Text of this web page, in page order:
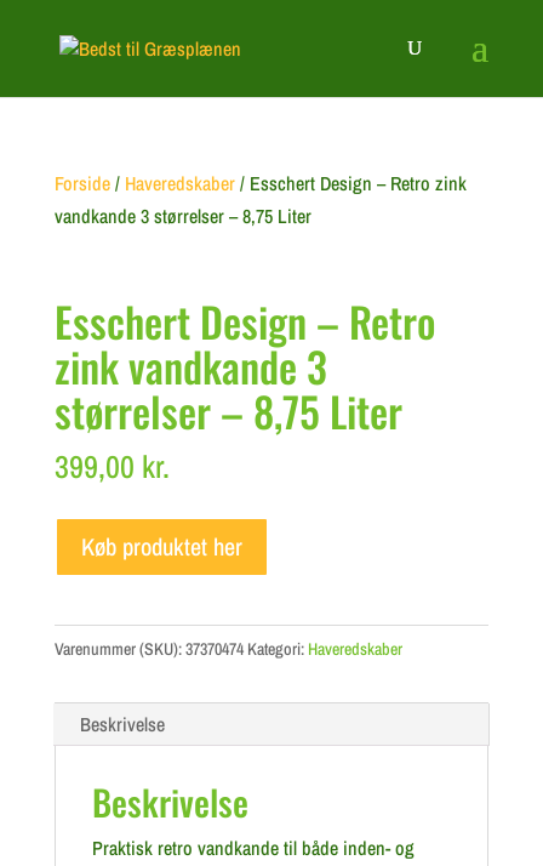
Forside/ Haveredskaber/ Esschert Design – Retro zink
vandkande 3 størrelser – 8,75 Liter
Esschert Design – Retro
zink vandkande 3
størrelser – 8,75 Liter
399,00 kr.
Køb produktet her
Varenummer (SKU):37370474 Kategori: Haveredskaber
Beskrivelse
Beskrivelse
Praktisk retro vandkande til både inden- og